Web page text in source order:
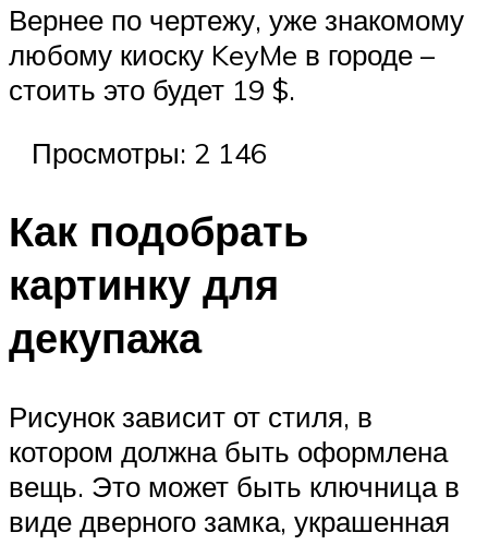
Вернее по чертежу, уже знакомому
любому киоску KeyMe в городе –
стоить это будет 19 $.
Просмотры: 2 146
Как подобрать
картинку для
декупажа
Рисунок зависит от стиля, в
котором должна быть оформлена
вещь. Это может быть ключница в
виде дверного замка, украшенная